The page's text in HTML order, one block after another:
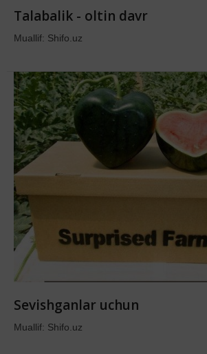
Talabalik - oltin davr
Muallif: Shifo.uz
Sevishganlar uchun
Muallif: Shifo.uz